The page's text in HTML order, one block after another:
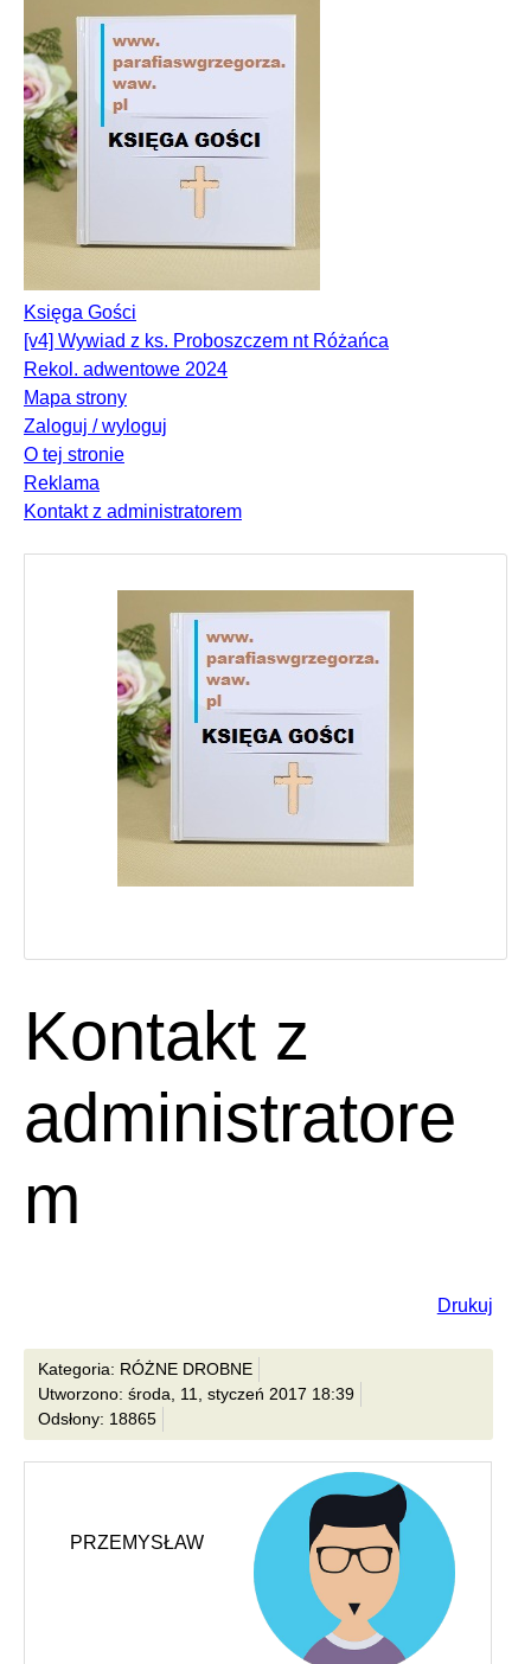
Księga Gości
[v4] Wywiad z ks. Proboszczem nt Różańca
Rekol. adwentowe 2024
Mapa strony
Zaloguj / wyloguj
O tej stronie
Reklama
Kontakt z administratorem
Kontakt z
administratore
m
Drukuj
Kategoria: RÓŻNE DROBNE
Utworzono: środa, 11, styczeń 2017 18:39
Odsłony: 18865
PRZEMYSŁAW